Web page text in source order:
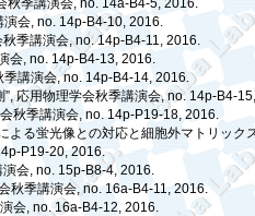
秋季講演会, no. 14a-B4-5, 2016.
演会, no. 14p-B4-10, 2016.
秋季講演会, no. 14p-B4-11, 2016.
会, no. 14p-B4-13, 2016.
季講演会, no. 14p-B4-14, 2016.
”,応用物理学会秋季講演会, no. 14p-B4-
秋季講演会, no. 14p-P19-18, 2016.
よる蛍光像との対応と細胞外マトリック
P19-20, 2016.
演会, no. 15p-B8-4, 2016.
秋季講演会, no. 16a-B4-11, 2016.
会, no. 16a-B4-12, 2016.